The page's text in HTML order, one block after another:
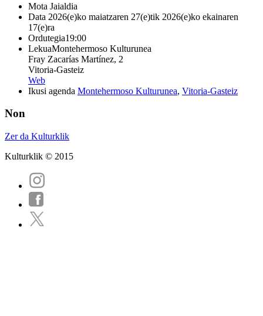
Mota Jaialdia
Data 2026(e)ko maiatzaren 27(e)tik 2026(e)ko ekainaren
17(e)ra
Ordutegia19:00
LekuaMontehermoso Kulturunea
Fray Zacarías Martínez, 2
Vitoria-Gasteiz
Web
Ikusi agenda Montehermoso Kulturunea, Vitoria-Gasteiz
Non
Zer da Kulturklik
Kulturklik © 2015